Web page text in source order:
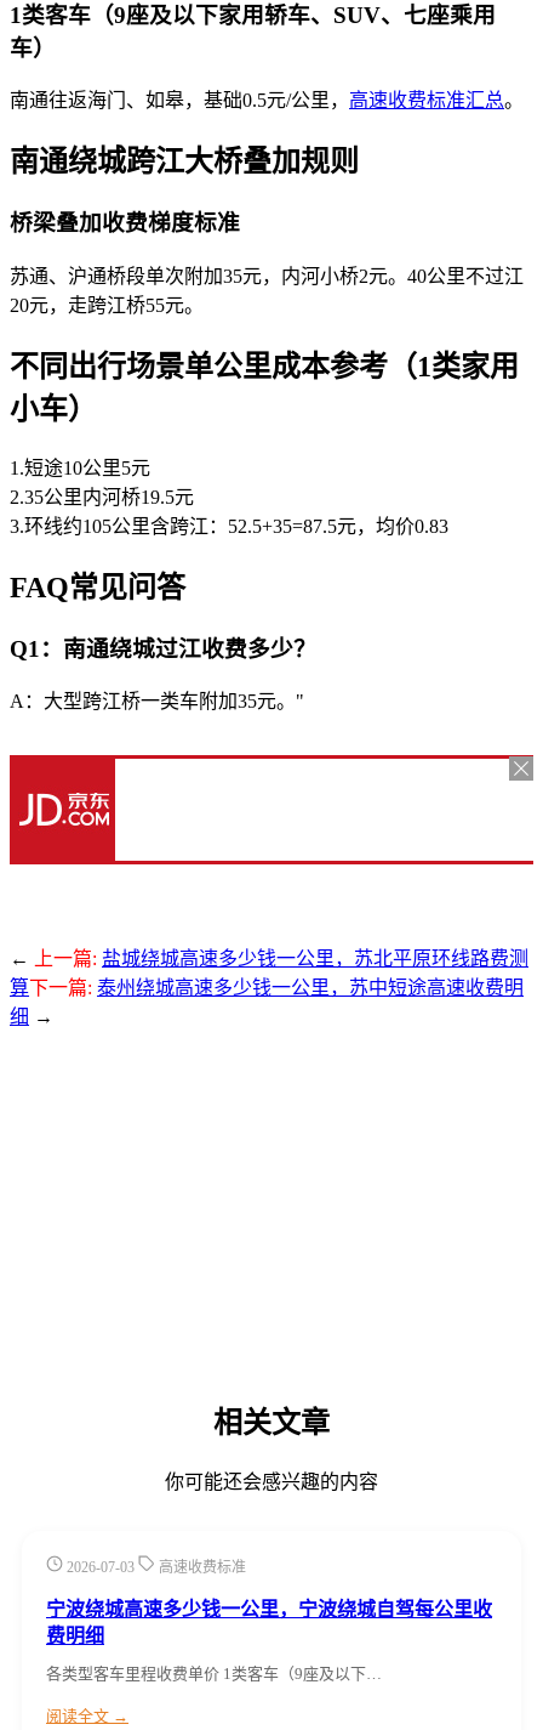
1类客车（9座及以下家用轿车、SUV、七座乘用
车）
南通往返海门、如皋，基础0.5元/公里， 高速收费标准汇总。
南通绕城跨江大桥叠加规则
桥梁叠加收费梯度标准
苏通、沪通桥段单次附加35元，内河小桥2元。40公里不过江
20元，走跨江桥55元。
不同出行场景单公里成本参考（1类家用
小车）
1.短途10公里5元
2.35公里内河桥19.5元
3.环线约105公里含跨江：52.5+35=87.5元，均价0.83
FAQ常见问答
Q1：南通绕城过江收费多少？
A：大型跨江桥一类车附加35元。"
← 上一篇: 盐城绕城高速多少钱一公里，苏北平原环线路费测
算下一篇: 泰州绕城高速多少钱一公里，苏中短途高速收费明
细 →
相关文章
你可能还会感兴趣的内容
2026-07-03 高速收费标准
宁波绕城高速多少钱一公里，宁波绕城自驾每公里收
费明细
各类型客车里程收费单价 1类客车（9座及以下…
阅读全文 →